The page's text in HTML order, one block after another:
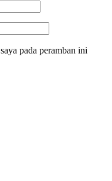
pada peramban ini